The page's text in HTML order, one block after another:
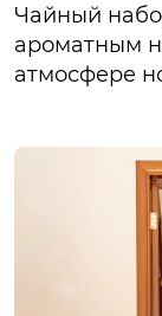
Чайный
ароматным
атмосфере